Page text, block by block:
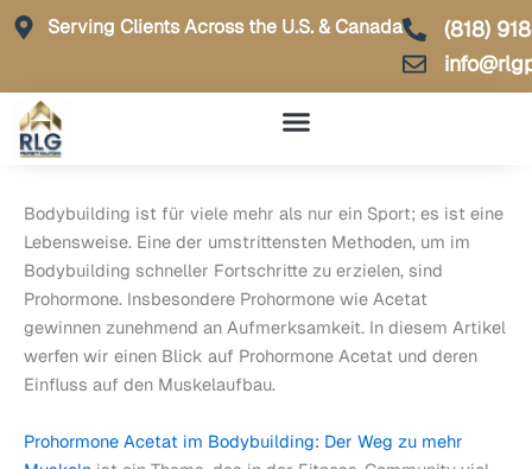
Skip
Serving Clients Across the U.S. & Canada
(818)
Bodybuilding ist für viele mehr als nur ein Sport; es ist eine
Lebensweise. Eine der umstrittensten Methoden, um im
Bodybuilding schneller Fortschritte zu erzielen, sind
Prohormone. Insbesondere Prohormone wie Acetat
gewinnen zunehmend an Aufmerksamkeit. In diesem Artikel
werfen wir einen Blick auf Prohormone Acetat und deren
Einfluss auf den Muskelaufbau.
Prohormone Acetat im Bodybuilding: Der Weg zu mehr